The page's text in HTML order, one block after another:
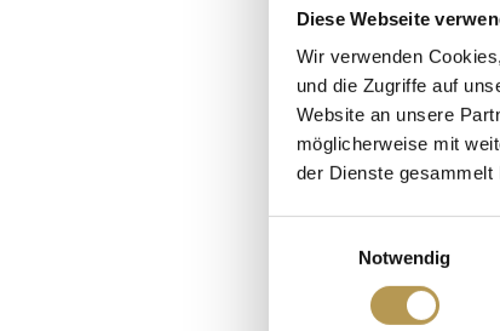
Diese Webseite
Wir verwenden
und die Zugriffe auf
Website an unsere
möglicherweise mit
der Dienste gesammelt
Notwendig
Gönnen Sie
oder